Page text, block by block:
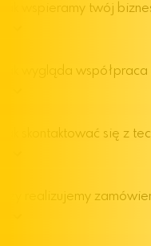
Jak wspieramy twój
Jak wygląda
Jak skontaktować się z
Czy realizujemy